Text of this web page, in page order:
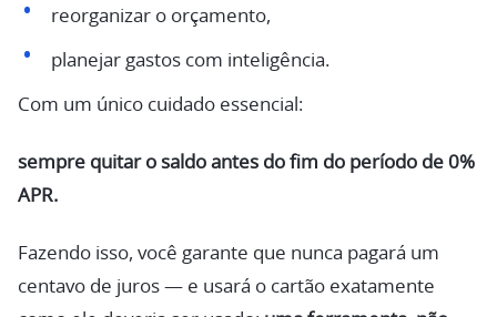
reorganizar o orçamento,
planejar gastos com inteligência.
Com um único cuidado essencial:
sempre quitar o saldo antes do fim do período de 0%
APR.
Fazendo isso, você garante que nunca pagará um
centavo de juros — e usará o cartão exatamente